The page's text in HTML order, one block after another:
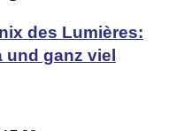
des Lumières:
und ganz viel